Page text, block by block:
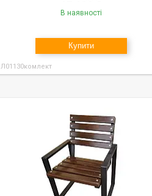
В наявності
Купити
Л01130комлект